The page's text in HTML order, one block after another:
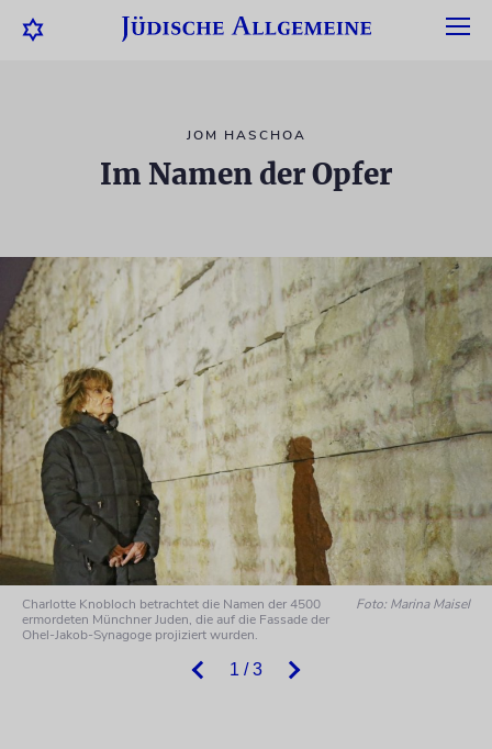
JOM HASCHOA
Im Namen der Opfer
1 / 3
Charlotte Knobloch betrachtet die Namen der 4500
ermordeten Münchner Juden, die auf die Fassade der
Ohel-Jakob-Synagoge projiziert wurden.
Foto: Marina Maisel